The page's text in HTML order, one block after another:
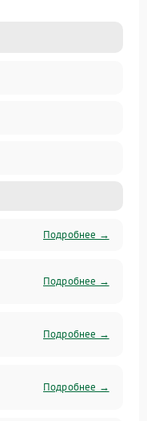
др.)
Подробнее →
Подробнее →
Подробнее →
Подробнее →